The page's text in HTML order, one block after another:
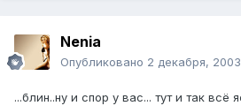
Nenia
Опубликовано 2 декабря, 2003
...блин..ну и спор у вас... тут и так